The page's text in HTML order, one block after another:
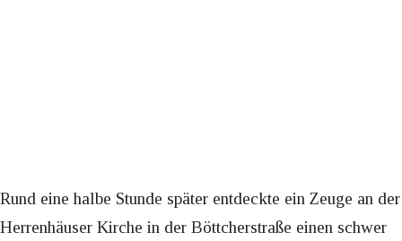
Rund eine halbe Stunde später entdeckte ein Zeuge an der
Herrenhäuser Kirche in der Böttcherstraße einen schwer